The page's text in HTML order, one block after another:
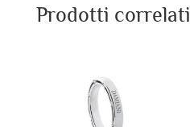
Prodotti correlati